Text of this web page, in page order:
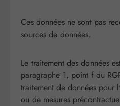
Ces données ne sont pas
sources de données.
Le traitement des données
paragraphe 1, point f du
traitement de données pour
ou de mesures